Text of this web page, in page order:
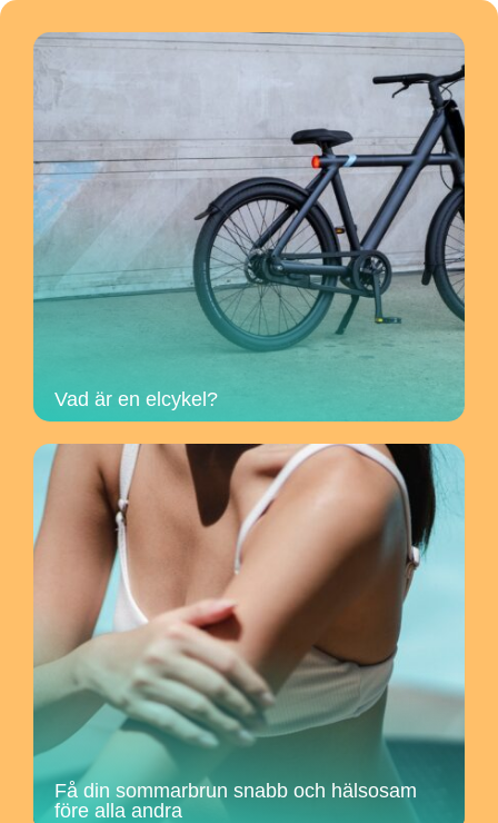
Vad är en elcykel?
Få din sommarbrun snabb och hälsosam
före alla andra